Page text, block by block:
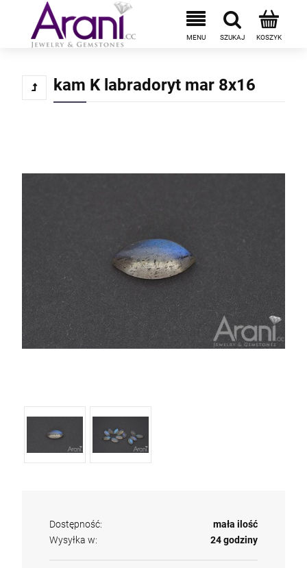
kam K labradoryt mar 8x16
Dostępność:
mała ilość
Wysyłka w:
24 godziny